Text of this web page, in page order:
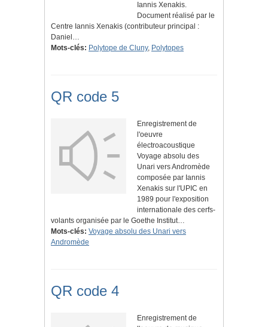
Iannis Xenakis.
Document réalisé par le
Centre Iannis Xenakis (contributeur principal :
Daniel…
Mots-clés: Polytope de Cluny, Polytopes
QR code 5
Enregistrement de
l'oeuvre
électroacoustique
Voyage absolu des
Unari vers Andromède
composée par Iannis
Xenakis sur l'UPIC en
1989 pour l'exposition
internationale des cerfs-
volants organisée par le Goethe Institut…
Mots-clés: Voyage absolu des Unari vers
Andromède
QR code 4
Enregistrement de